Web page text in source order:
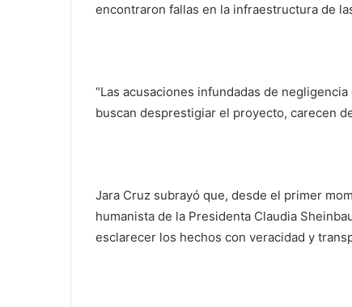
encontraron fallas en la infraestructura de
“Las acusaciones infundadas de
buscan desprestigiar el proyecto, carecen
Jara Cruz subrayó que, desde el primer
humanista de la Presidenta Claudia
esclarecer los hechos con veracidad y